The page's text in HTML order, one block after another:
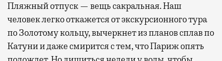
Пляжный отпуск — вещь сакральная. Наш
человек легко откажется от экскурсионного тура
по Золотому кольцу, вычеркнет из планов сплав по
Катуни и даже смирится с тем, что Париж опять